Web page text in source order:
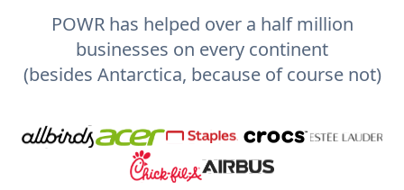
POWR has helped over a half million
businesses on every continent
(besides Antarctica, because of course not)